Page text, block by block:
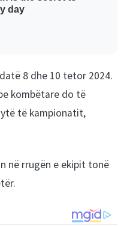
8 dhe 10 tetor 2024.
kombëtare do të
të kampionatit,
në rrugën e ekipit tonë